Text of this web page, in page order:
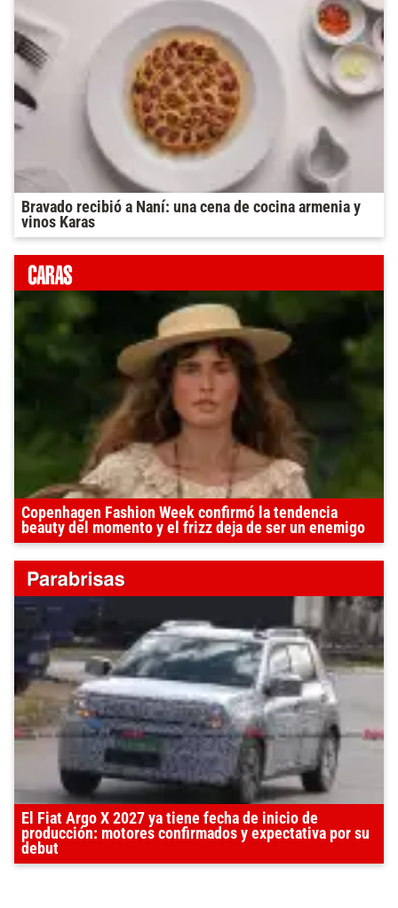
Bravado recibió a Naní: una cena de cocina armenia y
vinos Karas
Copenhagen Fashion Week confirmó la tendencia
beauty del momento y el frizz deja de ser un enemigo
El Fiat Argo X 2027 ya tiene fecha de inicio de
producción: motores confirmados y expectativa por su
debut